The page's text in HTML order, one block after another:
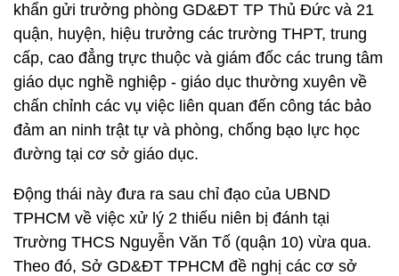
khẩn gửi trưởng phòng GD&ĐT TP Thủ Đức và 21
quận, huyện, hiệu trưởng các trường THPT, trung
cấp, cao đẳng trực thuộc và giám đốc các trung tâm
giáo dục nghề nghiệp - giáo dục thường xuyên về
chấn chỉnh các vụ việc liên quan đến công tác bảo
đảm an ninh trật tự và phòng, chống bạo lực học
đường tại cơ sở giáo dục.
Động thái này đưa ra sau chỉ đạo của UBND
TPHCM về việc xử lý 2 thiếu niên bị đánh tại
Trường THCS Nguyễn Văn Tố (quận 10) vừa qua.
Theo đó, Sở GD&ĐT TPHCM đề nghị các cơ sở